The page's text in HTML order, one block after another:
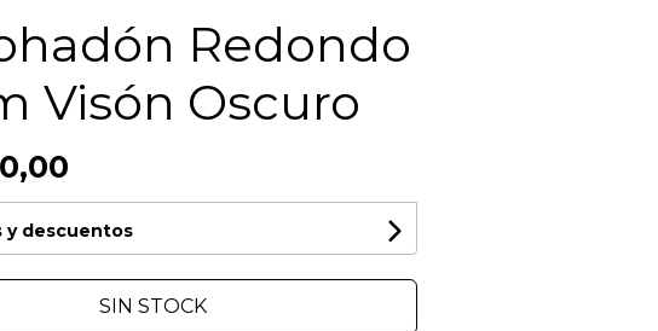
Redondo
Visón Oscuro
y descuentos
SIN STOCK